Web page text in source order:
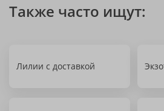
Также часто ищут:
Лилии с доставкой